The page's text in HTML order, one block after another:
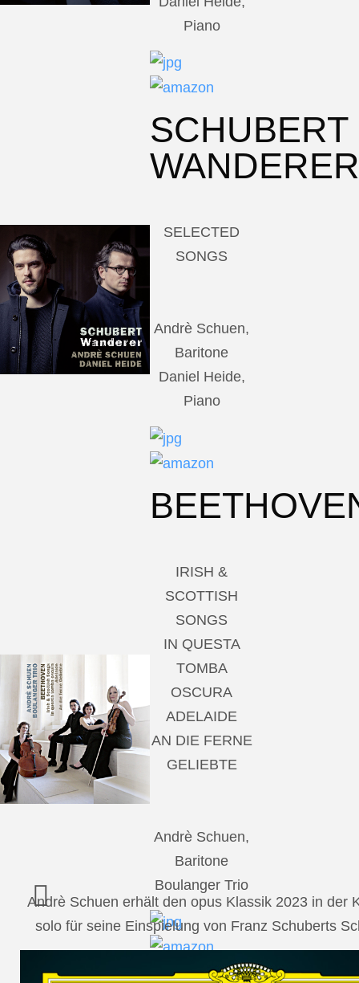
Piano
SCHUBERT
WANDERER
SELECTED
SONGS
Andrè Schuen,
Baritone
Daniel Heide,
Piano
IRISH &
SCOTTISH
SONGS
IN QUESTA
TOMBA
OSCURA
ADELAIDE
AN DIE FERNE
GELIEBTE
Andrè Schuen,
Baritone
Boulanger Trio
Andrè Schuen erhält den opus Klassik 2023 in der
solo für seine Einspielung von Franz Schuberts